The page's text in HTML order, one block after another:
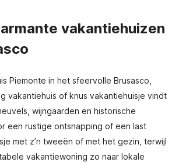
vakantiehuizen
Piemonte in het sfeervolle Brusasco,
vakantiehuis of knus vakantiehuisje vindt
wijngaarden en historische
een rustige ontsnapping of een last
met z’n tweeën of met het gezin, terwijl
vakantiewoning zo naar lokale